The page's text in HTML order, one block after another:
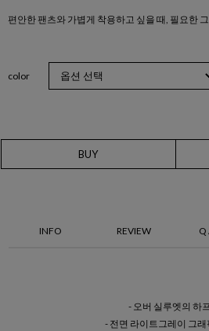
편안한 팬츠와 가볍게 착용하고 싶을 때, 필요한
color
BUY
INFO REVIEW Q
- 오버 실루엣의 하
- 전면 라이트그레이 그래